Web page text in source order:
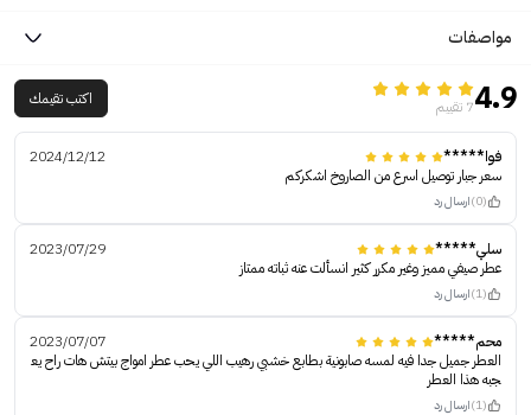
مواصفات
4.97 تقييم اكتب تقيمك
فوا*****
2024/12/12
سعر جبار توصيل اسرع من الصاروخ اشكركم
(0) ارسال رد
سلي*****
2023/07/29
عطر صيفي مميز وغير مكرر كثير انسألت عنه ثباته ممتاز
(1) ارسال رد
محم*****
2023/07/07
العطر جميل جدا فيه لمسه صابونية بطابع خشبي رهيب اللي يحب عطر امواج بيتش هات راح يع
جبه هذا العطر
(1) ارسال رد